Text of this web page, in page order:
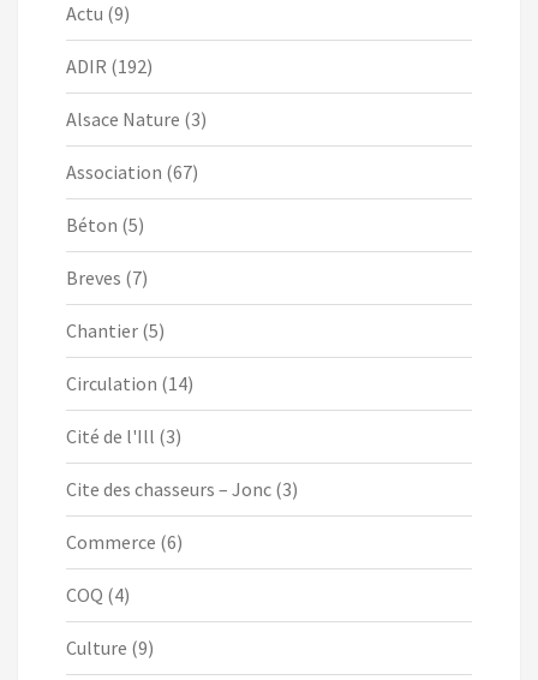
Actu (9)
ADIR (192)
Alsace Nature (3)
Association (67)
Béton (5)
Breves (7)
Chantier (5)
Circulation (14)
Cité de l'Ill (3)
Cite des chasseurs – Jonc (3)
Commerce (6)
COQ (4)
Culture (9)